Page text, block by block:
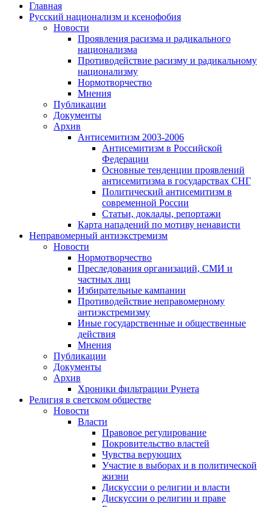
Главная
Русский национализм и ксенофобия
Новости
Проявления расизма и радикального
национализма
Противодействие расизму и радикальному
национализму
Нормотворчество
Мнения
Публикации
Документы
Архив
Антисемитизм 2003-2006
Антисемитизм в Российской
Федерации
Основные тенденции проявлений
антисемитизма в государствах СНГ
Политический антисемитизм в
современной России
Статьи, доклады, репортажи
Карта нападений по мотиву ненависти
Неправомерный антиэкстремизм
Новости
Нормотворчество
Преследования организаций, СМИ и
частных лиц
Избирательные кампании
Противодействие неправомерному
антиэкстремизму
Иные государственные и общественные
действия
Мнения
Публикации
Документы
Архив
Хроники фильтрации Рунета
Религия в светском обществе
Новости
Власти
Правовое регулирование
Покровительство властей
Чувства верующих
Участие в выборах и в политической
жизни
Дискуссии о религии и власти
Дискуссии о религии и праве